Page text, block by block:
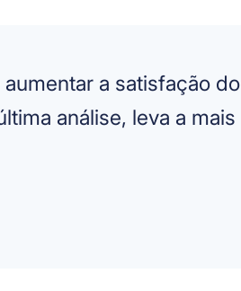
a satisfação do
análise, leva a mais